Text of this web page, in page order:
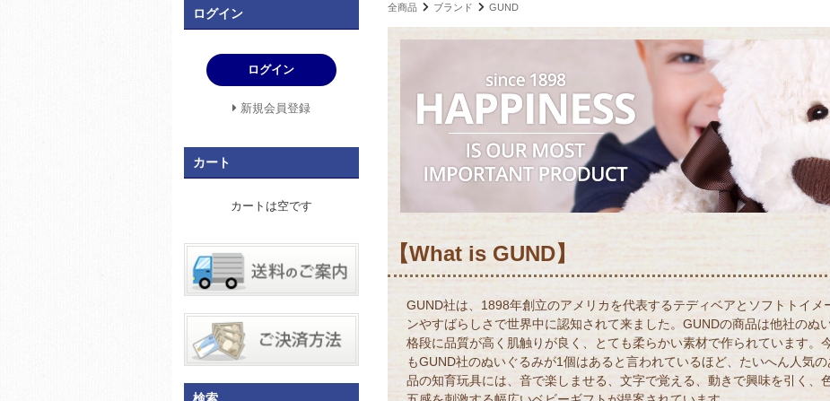
全商品 ブランド GUND
【What is GUND】
GUND社は、1898年創立のアメリカを代表するテディベアとソフトトイメ
ンやすばらしさで世界中に認知されて来ました。GUNDの商品は他社のぬ
格段に品質が高く肌触りが良く、とても柔らかい素材で作られています。
もGUND社のぬいぐるみが1個はあると言われているほど、たいへん人気
品の知育玩具には、音で楽しませる、文字で覚える、動きで興味を引く、
ログイン
ログイン
新規会員登録
カート
カートは空です